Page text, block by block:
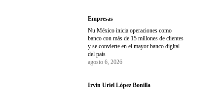
Empresas
Nu México inicia operaciones como
banco con más de 15 millones de clientes
y se convierte en el mayor banco digital
del país
agosto 6, 2026
Irvin Uriel López Bonilla